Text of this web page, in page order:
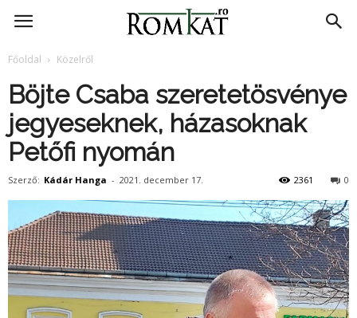
RomKat.ro
Főoldal Közelről
Böjte Csaba szeretetösvénye
jegyeseknek, házasoknak
Petőfi nyomán
Szerző: Kádár Hanga - 2021. december 17. 0
2361